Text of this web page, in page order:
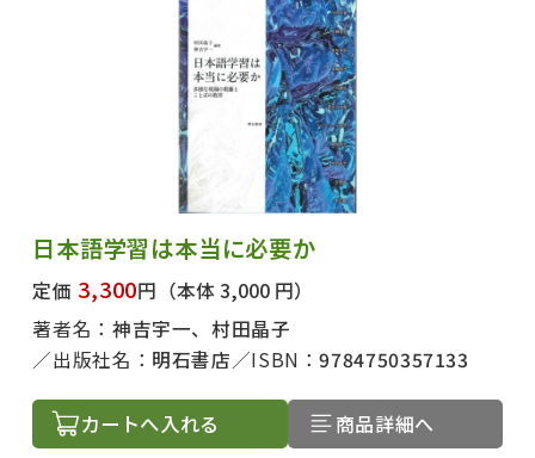
日本語学習は本当に必要か
定価 3,300円 （本体 3,000 円）
著者名： 神吉宇一、村田晶子
出版社名： 明石書店 ISBN：9784750357133
カートへ入れる 商品詳細へ